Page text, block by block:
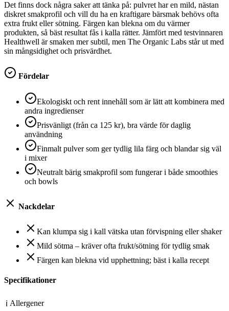
Det finns dock några saker att tänka på: pulvret har en mild, nästan
diskret smakprofil och vill du ha en kraftigare bärsmak behövs ofta
extra frukt eller sötning. Färgen kan blekna om du värmer
produkten, så bäst resultat fås i kalla rätter. Jämfört med testvinnaren
Healthwell är smaken mer subtil, men The Organic Labs står ut med
sin mångsidighet och prisvärdhet.
Fördelar
Ekologiskt och rent innehåll som är lätt att kombinera med
andra ingredienser
Prisvänligt (från ca 125 kr), bra värde för daglig
användning
Finmalt pulver som ger tydlig lila färg och blandar sig väl
i mixer
Neutralt bärig smakprofil som fungerar i både smoothies
och bowls
Nackdelar
Kan klumpa sig i kall vätska utan förvispning eller shaker
Mild sötma – kräver ofta frukt/sötning för tydlig smak
Färgen kan blekna vid upphettning; bäst i kalla recept
Specifikationer
ℹ Allergener